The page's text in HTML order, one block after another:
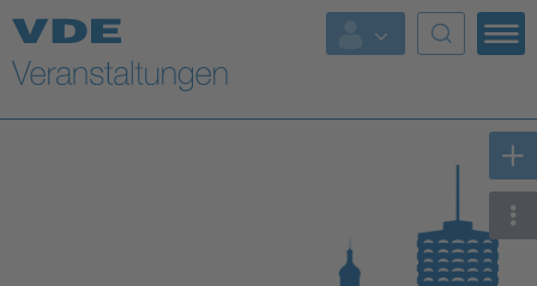
Top Themen
Fokusthemen